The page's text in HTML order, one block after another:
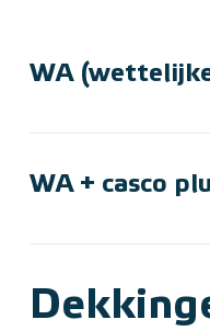
WA
WA + casco